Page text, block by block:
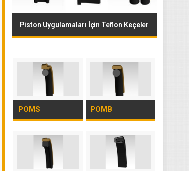
Piston Uygulamaları İçin Teflon Keçeler
POMS POMB